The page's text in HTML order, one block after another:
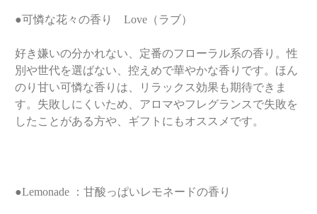
●可憐な花々の香り Love（ラブ）
好き嫌いの分かれない、定番のフローラル系の香り。性
別や世代を選ばない、控えめで華やかな香りです。ほん
のり甘い可憐な香りは、リラックス効果も期待できま
す。失敗しにくいため、アロマやフレグランスで失敗を
したことがある方や、ギフトにもオススメです。
●Lemonade ：甘酸っぱいレモネードの香り